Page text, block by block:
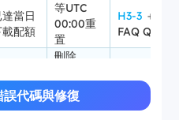
達當日
載配額
等UTC
00:00重
置
H3-3 ＋
FAQ Q3
異常
刪除
cache後
重啟
FAQ Q4
代碼與修復